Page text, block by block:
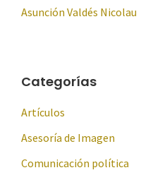
Asunción Valdés Nicolau
Categorías
Artículos
Asesoría de Imagen
Comunicación política